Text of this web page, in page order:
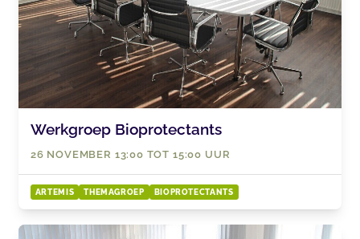
Werkgroep Bioprotectants
26 NOVEMBER 13:00 TOT 15:00 UUR
ARTEMIS THEMAGROEP BIOPROTECTANTS